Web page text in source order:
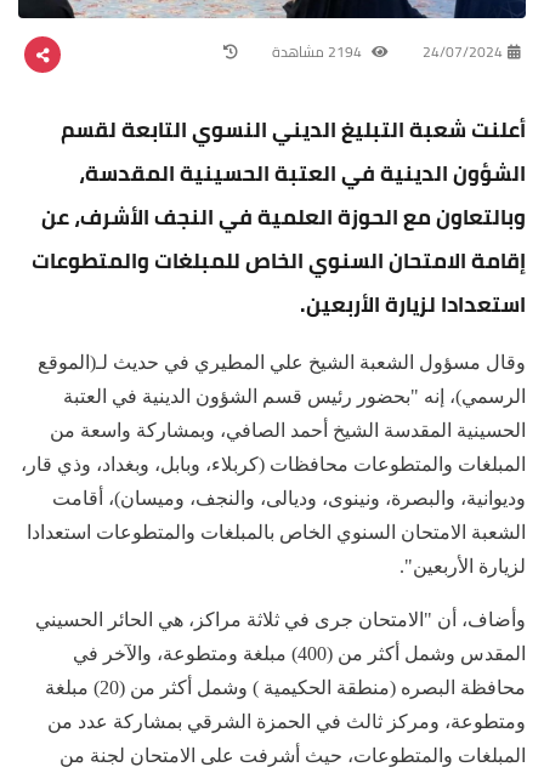
24/07/2024
أعلنت شعبة التبليغ الديني النسوي التابعة لقسم
الشؤون الدينية في العتبة الحسينية المقدسة،
وبالتعاون مع الحوزة العلمية في النجف الأشرف، عن
إقامة الامتحان السنوي الخاص للمبلغات والمتطوعات
استعدادا لزيارة الأربعين.
وقال مسؤول الشعبة الشيخ علي المطيري في حديث لـ(الموقع
الرسمي)، إنه "بحضور رئيس قسم الشؤون الدينية في العتبة
الحسينية المقدسة الشيخ أحمد الصافي، وبمشاركة واسعة من
المبلغات والمتطوعات محافظات (كربلاء، وبابل، وبغداد، وذي قار،
وديوانية، والبصرة، ونينوى، وديالى، والنجف، وميسان)، أقامت
الشعبة الامتحان السنوي الخاص بالمبلغات والمتطوعات استعدادا
لزيارة الأربعين".
وأضاف، أن "الامتحان جرى في ثلاثة مراكز، هي الحائر الحسيني
المقدس وشمل أكثر من (400) مبلغة ومتطوعة، والآخر في
محافظة البصره (منطقة الحكيمية ) وشمل أكثر من (20) مبلغة
ومتطوعة، ومركز ثالث في الحمزة الشرقي بمشاركة عدد من
المبلغات والمتطوعات، حيث أشرفت على الامتحان لجنة من